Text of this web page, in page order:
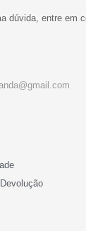
dúvida, entre em